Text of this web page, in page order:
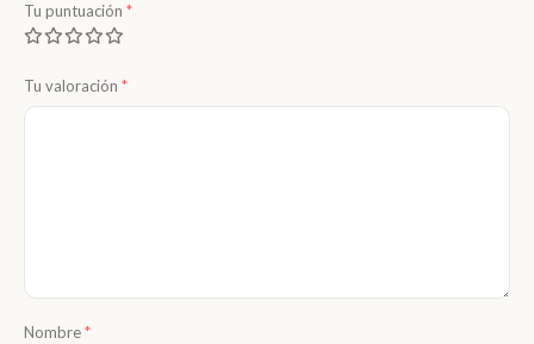
Tu puntuación *
Tu valoración *
Nombre*